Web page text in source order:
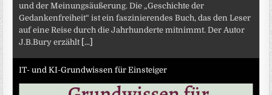
und der Meinungsäußerung. Die „Geschichte der
Gedankenfreiheit“ ist ein faszinierendes Buch, das den Leser
auf eine Reise durch die Jahrhunderte mitnimmt. Der Autor
J.B.Bury erzählt [...]
IT- und KI-Grundwissen für Einsteiger